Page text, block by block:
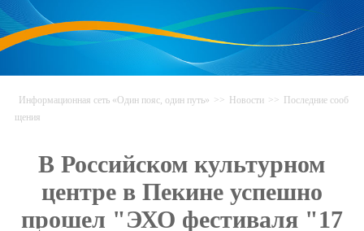
Информационная сеть «Один пояс, один путь» >> Новости >> Последние сооб
щения
В Российском культурном
центре в Пекине успешно
прошел "ЭХО фестиваля "17